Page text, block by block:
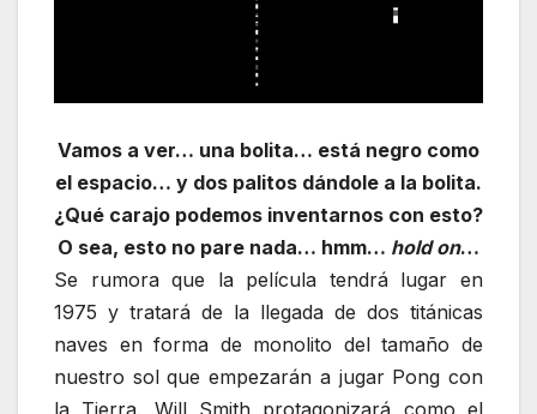
Vamos a ver… una bolita… está negro como
el espacio… y dos palitos dándole a la bolita.
¿Qué carajo podemos inventarnos con esto?
O sea, esto no pare nada… hmm… hold on…
Se rumora que la película tendrá lugar en
1975 y tratará de la llegada de dos titánicas
naves en forma de monolito del tamaño de
nuestro sol que empezarán a jugar Pong con
la Tierra. Will Smith protagonizará como el